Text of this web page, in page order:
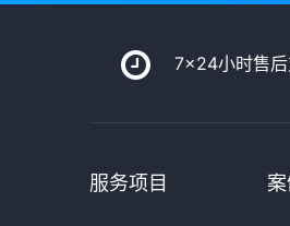
7x24小时售
服务项目